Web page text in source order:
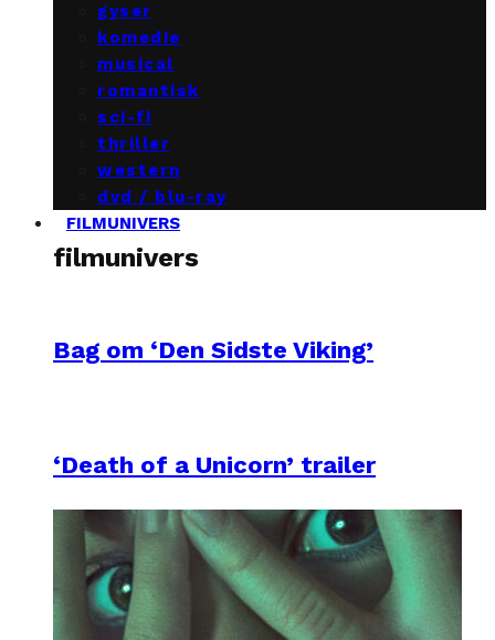
gyser
komedie
musical
romantisk
sci-fi
thriller
western
dvd / blu-ray
FILMUNIVERS
filmunivers
Bag om ‘Den Sidste Viking’
‘Death of a Unicorn’ trailer